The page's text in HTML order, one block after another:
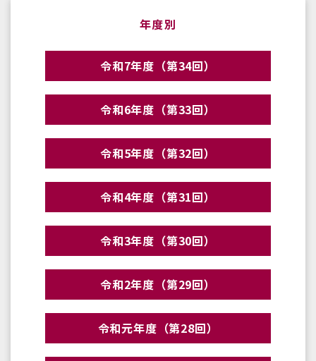
年度別
令和7年度（第34回）
令和6年度（第33回）
令和5年度（第32回）
令和4年度（第31回）
令和3年度（第30回）
令和2年度（第29回）
令和元年度（第28回）